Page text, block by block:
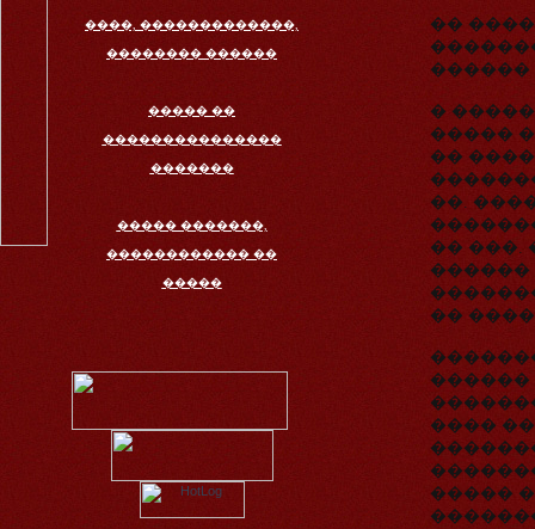
����, �������������,
�������� ������
����� ��
���������������
�������
����� �������,
������������ ��
�����
��
������
�
�����
��
��.
�� ���.
������
��
������
����
�����